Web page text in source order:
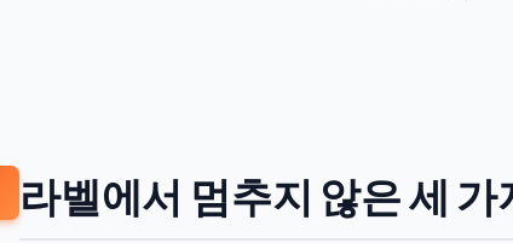
라벨에서 멈추지 않은 세 가